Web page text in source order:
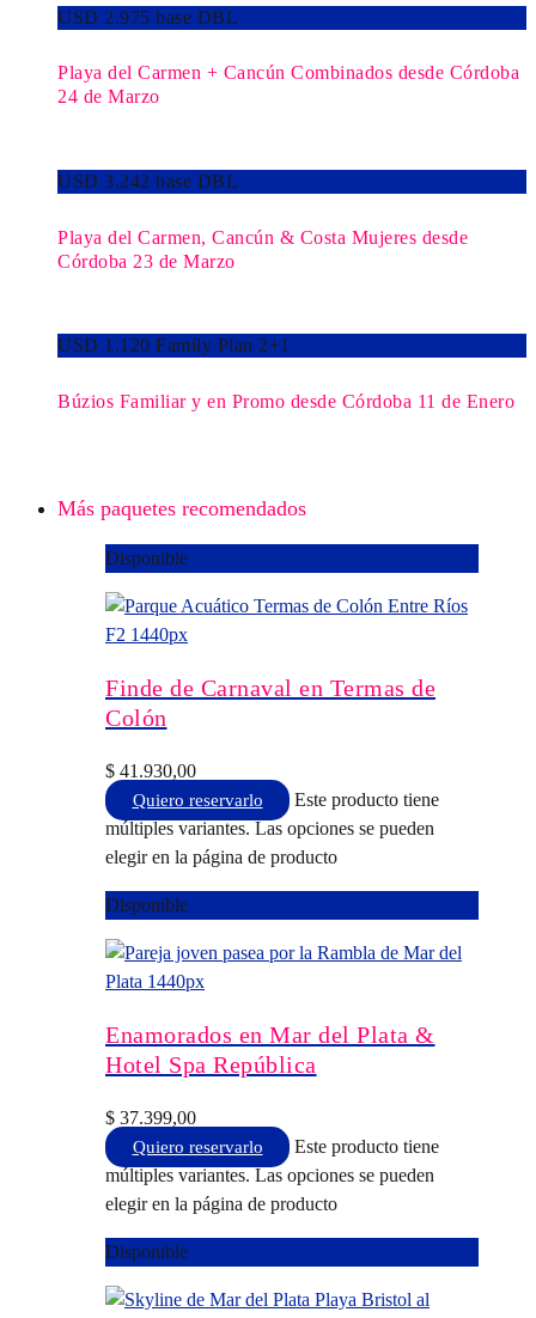
USD 2.975 base DBL
Playa del Carmen + Cancún Combinados desde Córdoba
24 de Marzo
USD 3.242 base DBL
Playa del Carmen, Cancún & Costa Mujeres desde
Córdoba 23 de Marzo
USD 1.120 Family Plan 2+1
Búzios Familiar y en Promo desde Córdoba 11 de Enero
Más paquetes recomendados
Disponible
Finde de Carnaval en Termas de
Colón
$ 41.930,00
Quiero reservarlo
Este producto tiene
múltiples variantes. Las opciones se pueden
elegir en la página de producto
Disponible
Enamorados en Mar del Plata &
Hotel Spa República
$ 37.399,00
Quiero reservarlo
Este producto tiene
múltiples variantes. Las opciones se pueden
elegir en la página de producto
Disponible